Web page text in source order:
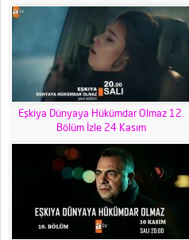
Eşkiya Dünyaya Hükümdar Olmaz 12.
Bölüm İzle 24 Kasım